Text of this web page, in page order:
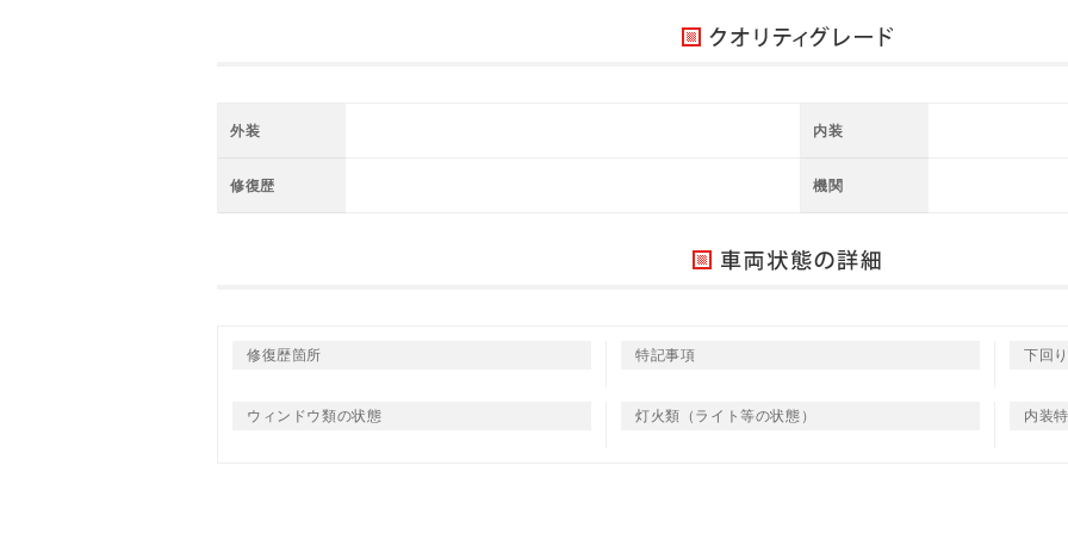
外装 内装
修復歴 機関
修復歴箇所 特記事項 下回
ウィンドウ類の状態 灯火類（ライト等の状態） 内装